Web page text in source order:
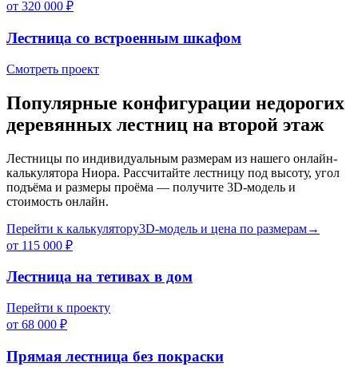
от 320 000 ₽
Лестница со встроенным шкафом
Смотреть проект
Популярные конфигурации недорогих
деревянных лестниц на второй этаж
Лестницы по индивидуальным размерам из нашего онлайн-
калькулятора Ниора. Рассчитайте лестницу под высоту, угол
подъёма и размеры проёма — получите 3D-модель и
стоимость онлайн.
Перейти к калькулятору3D-модель и цена по размерам→
от 115 000 ₽
Лестница на тетивах в дом
Перейти к проекту
от 68 000 ₽
Прямая лестница без покраски